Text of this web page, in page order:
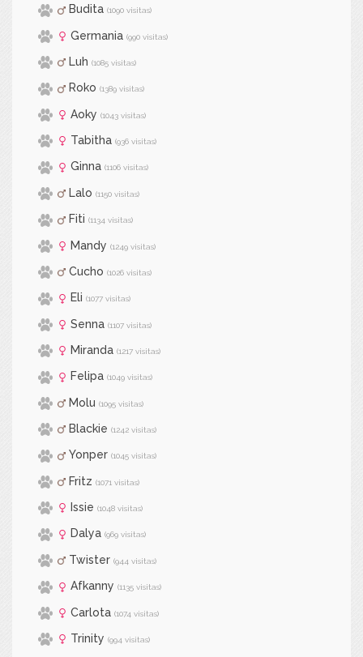
Budita (1090 visitas)
Germania (990 visitas)
Luh (1085 visitas)
Roko (1389 visitas)
Aoky (1043 visitas)
Tabitha (936 visitas)
Ginna (1106 visitas)
Lalo (1150 visitas)
Fiti (1134 visitas)
Mandy (1249 visitas)
Cucho (1026 visitas)
Eli (1077 visitas)
Senna (1107 visitas)
Miranda (1217 visitas)
Felipa (1049 visitas)
Molu (1095 visitas)
Blackie (1242 visitas)
Yonper (1045 visitas)
Fritz (1071 visitas)
Issie (1048 visitas)
Dalya (969 visitas)
Twister (944 visitas)
Afkanny (1135 visitas)
Carlota (1074 visitas)
Trinity (994 visitas)